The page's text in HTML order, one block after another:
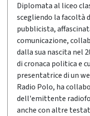
Diplomata al liceo
scegliendo la facoltà
pubblicista,
comunicazione,
dalla sua nascita nel
di cronaca politica e
presentatrice di un
Radio Polo, ha
dell'emittente
anche con altre